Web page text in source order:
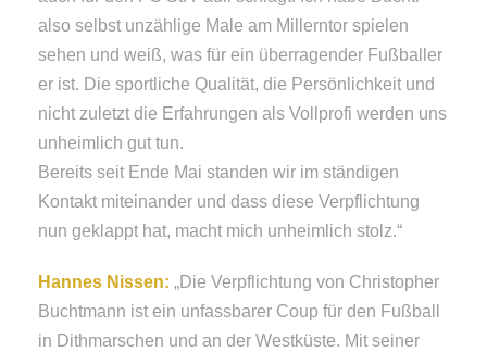
also selbst unzählige Male am Millerntor spielen
sehen und weiß, was für ein überragender Fußballer
er ist. Die sportliche Qualität, die Persönlichkeit und
nicht zuletzt die Erfahrungen als Vollprofi werden uns
unheimlich gut tun.
Bereits seit Ende Mai standen wir im ständigen
Kontakt miteinander und dass diese Verpflichtung
nun geklappt hat, macht mich unheimlich stolz.“
Hannes Nissen: „Die Verpflichtung von Christopher
Buchtmann ist ein unfassbarer Coup für den Fußball
in Dithmarschen und an der Westküste. Mit seiner